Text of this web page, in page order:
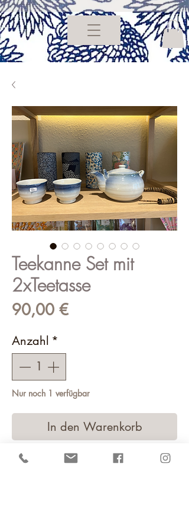
Teekanne Set mit
2xTeetasse
90,00 €Preis
Anzahl *
Nur noch 1 verfügbar
In den Warenkorb